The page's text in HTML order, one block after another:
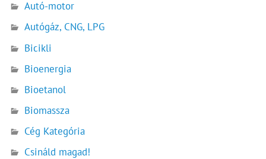
Autó-motor
Autógáz, CNG, LPG
Bicikli
Bioenergia
Bioetanol
Biomassza
Cég Kategória
Csináld magad!